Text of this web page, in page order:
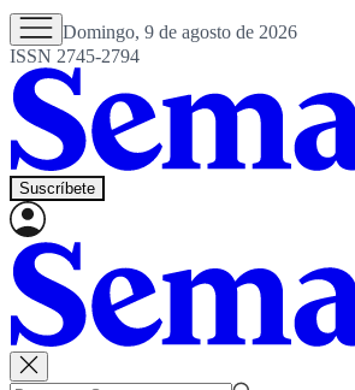
Domingo, 9 de agosto de 2026
ISSN 2745-2794
Suscríbete